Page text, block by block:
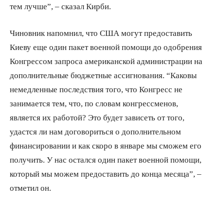
тем лучше”, – сказал Кирби.
Чиновник напомнил, что США могут предоставить
Киеву еще один пакет военной помощи до одобрения
Конгрессом запроса американской администрации на
дополнительные бюджетные ассигнования. “Каковы
немедленные последствия того, что Конгресс не
занимается тем, что, по словам конгрессменов,
является их работой? Это будет зависеть от того,
удастся ли нам договориться о дополнительном
финансировании и как скоро в январе мы сможем его
получить. У нас остался один пакет военной помощи,
который мы можем предоставить до конца месяца”, –
отметил он.